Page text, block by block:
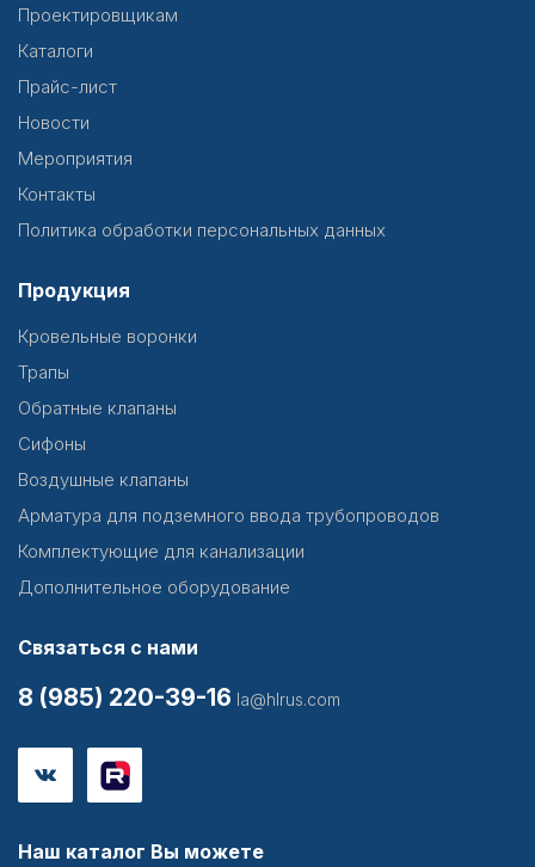
Проектировщикам
Каталоги
Прайс-лист
Новости
Мероприятия
Контакты
Политика обработки персональных данных
Продукция
Кровельные воронки
Трапы
Обратные клапаны
Сифоны
Воздушные клапаны
Арматура для подземного ввода трубопроводов
Комплектующие для канализации
Дополнительное оборудование
Связаться с нами
8 (985) 220-39-16 la@hlrus.com
Наш каталог Вы можете